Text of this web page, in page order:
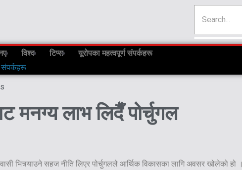
विश्व टिप्स
यूरोपका महत्वपूर्ण संपर्कहरू
संपर्कहरू
मनग्य लाभ लिदैँ पोर्चुगल
भित्र्याउने सहज नीति लिएर पोर्चुगलले आर्थिक विकासका लागि अवसर खोलेको हो ।